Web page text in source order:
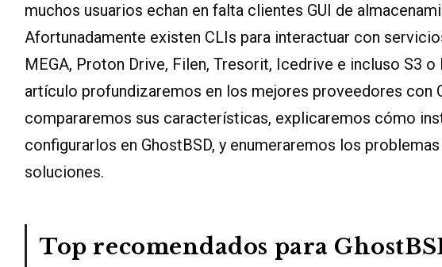
muchos usuarios echan en falta clientes GUI de
Afortunadamente existen CLIs para interactuar con
MEGA, Proton Drive, Filen, Tresorit, Icedrive e incluso S3 o
artículo profundizaremos en los mejores proveedores con
compararemos sus características, explicaremos cómo
configurarlos en GhostBSD, y enumeraremos los
soluciones.
Top recomendados para